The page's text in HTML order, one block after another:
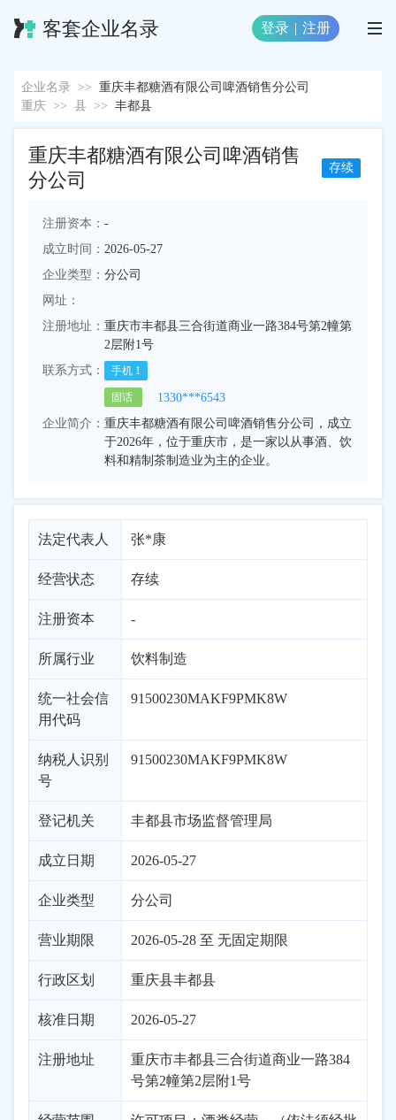
客套企业名录 登录 | 注册
企业名录 >> 重庆丰都糖酒有限公司啤酒销售分公司
重庆 >> 县 >> 丰都县
重庆丰都糖酒有限公司啤酒销售
分公司
存续
注册资本： -
成立时间： 2026-05-27
企业类型： 分公司
网址：
注册地址： 重庆市丰都县三合街道商业一路384号第2幢第
2层附1号
联系方式：
手机 1
固话
1330***6543
企业简介： 重庆丰都糖酒有限公司啤酒销售分公司，成立
于2026年，位于重庆市，是一家以从事酒、饮
料和精制茶制造业为主的企业。
法定代表人 张*康
经营状态 存续
注册资本 -
所属行业 饮料制造
统一社会信
用代码
91500230MAKF9PMK8W
纳税人识别
号
91500230MAKF9PMK8W
登记机关 丰都县市场监督管理局
成立日期 2026-05-27
企业类型 分公司
营业期限 2026-05-28 至 无固定期限
行政区划 重庆县丰都县
核准日期 2026-05-27
注册地址
重庆市丰都县三合街道商业一路384
号第2幢第2层附1号